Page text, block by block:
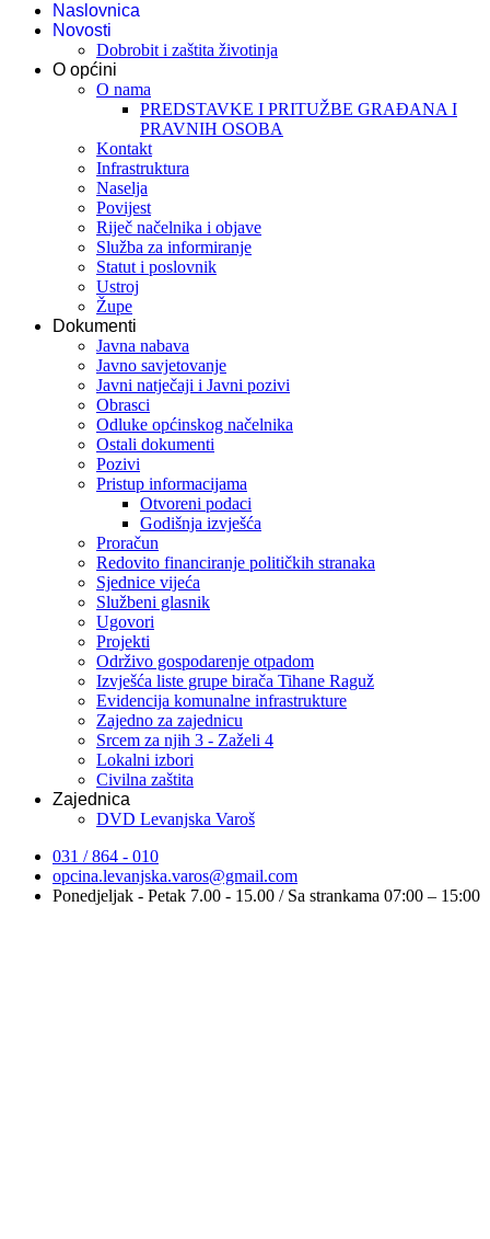
Naslovnica
Novosti
Dobrobit i zaštita životinja
O općini
O nama
PREDSTAVKE I PRITUŽBE GRAĐANA I
PRAVNIH OSOBA
Kontakt
Infrastruktura
Naselja
Povijest
Riječ načelnika i objave
Služba za informiranje
Statut i poslovnik
Ustroj
Župe
Dokumenti
Javna nabava
Javno savjetovanje
Javni natječaji i Javni pozivi
Obrasci
Odluke općinskog načelnika
Ostali dokumenti
Pozivi
Pristup informacijama
Otvoreni podaci
Godišnja izvješća
Proračun
Redovito financiranje političkih stranaka
Sjednice vijeća
Službeni glasnik
Ugovori
Projekti
Održivo gospodarenje otpadom
Izvješća liste grupe birača Tihane Raguž
Evidencija komunalne infrastrukture
Zajedno za zajednicu
Srcem za njih 3 - Zaželi 4
Lokalni izbori
Civilna zaštita
Zajednica
DVD Levanjska Varoš
031 / 864 - 010
opcina.levanjska.varos@gmail.com
Ponedjeljak - Petak 7.00 - 15.00 / Sa strankama 07:00 – 15:00